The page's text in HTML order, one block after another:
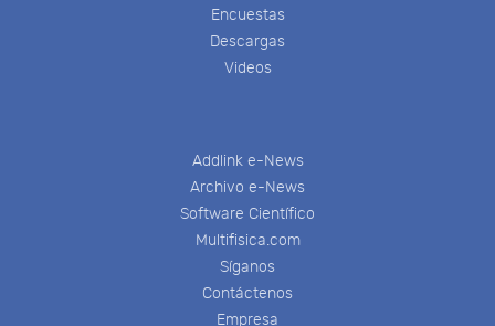
Encuestas
Descargas
Videos
Addlink e-News
Archivo e-News
Software Científico
Multifisica.com
Síganos
Contáctenos
Empresa